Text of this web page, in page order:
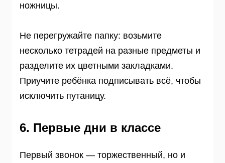
ножницы.
Не перегружайте папку: возьмите
несколько тетрадей на разные предметы и
разделите их цветными закладками.
Приучите ребёнка подписывать всё, чтобы
исключить путаницу.
6. Первые дни в классе
Первый звонок — торжественный, но и